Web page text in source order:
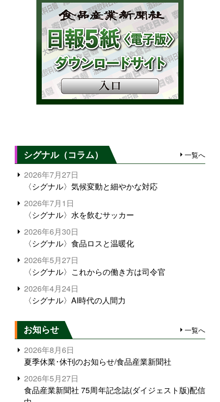
シグナル（コラム） 一覧へ
2026年7月27日
〈シグナル〉気候変動と細やかな対応
2026年7月1日
〈シグナル〉水を飲むサッカー
2026年6月30日
〈シグナル〉食品ロスと温暖化
2026年5月27日
〈シグナル〉これからの働き方は司令官
2026年4月24日
〈シグナル〉AI時代の人間力
お知らせ 一覧へ
2026年8月6日
夏季休業･休刊のお知らせ/食品産業新聞社
2026年5月27日
食品産業新聞社 75周年記念誌(ダイジェスト版)配信